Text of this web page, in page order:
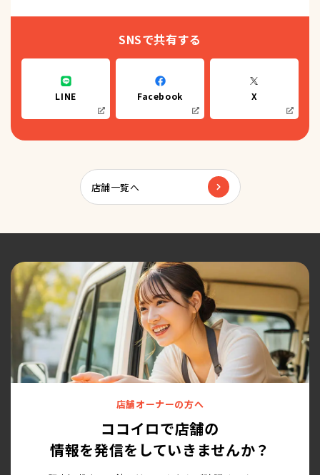
SNSで共有する
LINE Facebook X
店舗一覧へ
店舗オーナーの方へ
ココイロで店舗の
情報を発信をしていきませんか？